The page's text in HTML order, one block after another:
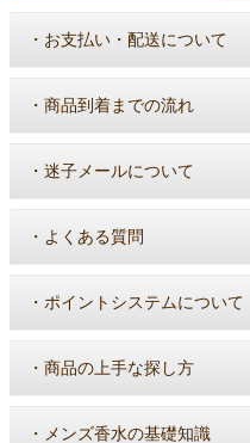
・ お支払い・配送について
・ 商品到着までの流れ
・ 迷子メールについて
・ よくある質問
・ ポイントシステムについて
・ 商品の上手な探し方
・ メンズ香水の基礎知識